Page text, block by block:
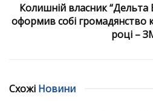
Колишній власник
оформив собі громадянство
році –
Схожі Новини